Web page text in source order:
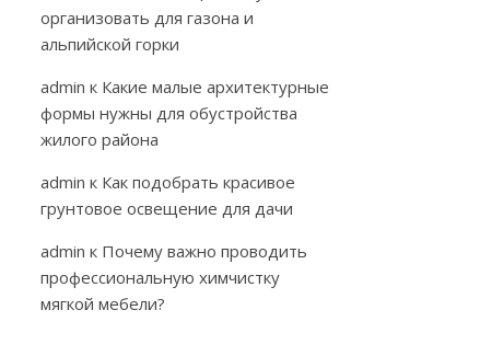
организовать для газона и
альпийской горки
admin к Какие малые архитектурные
формы нужны для обустройства
жилого района
admin к Как подобрать красивое
грунтовое освещение для дачи
admin к Почему важно проводить
профессиональную химчистку
мягкой мебели?